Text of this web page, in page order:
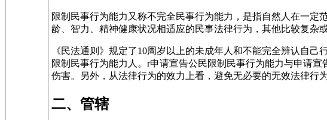
限制民事行为能力又称不完全民事行为能力，是指自然人在一
龄、智力、精神健康状况相适应的民事法律行为，其他比较复杂
《民法通则》规定了10周岁以上的未成年人和不能完全辨认自
限制民事行为能力人。r申请宣告公民限制民事行为能力与申请
伤害。另外，从法律行为的效力上看，避免无必要的无效法律行
二、管辖